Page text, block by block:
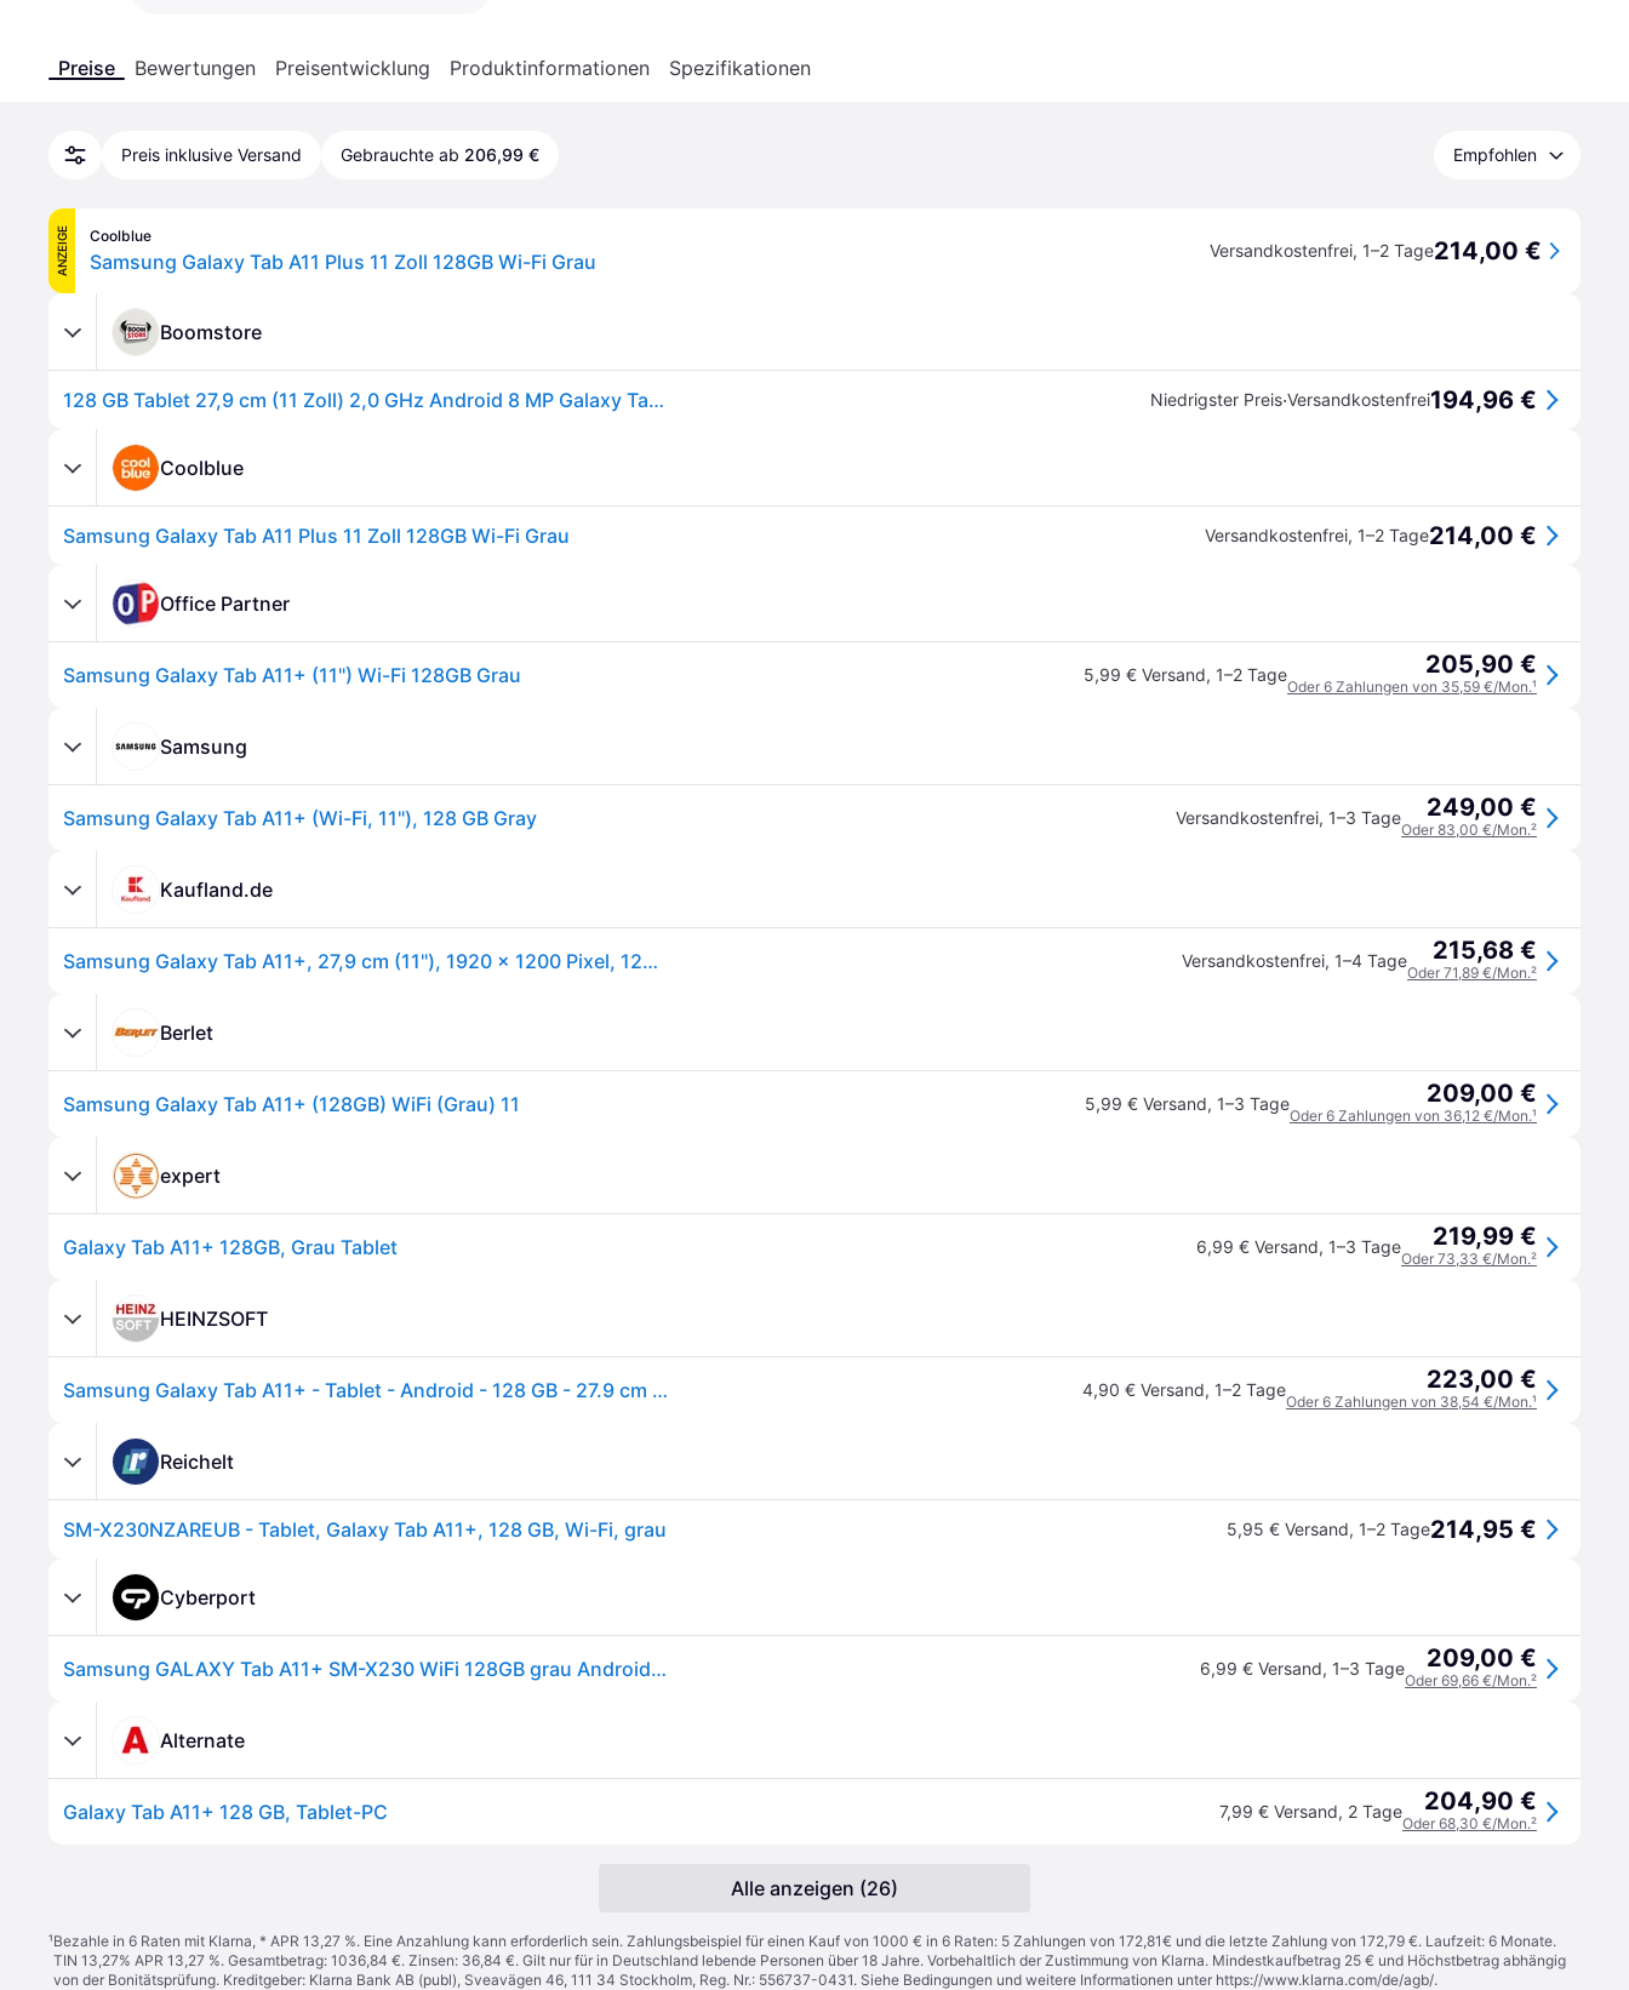
Preise Bewertungen Preisentwicklung Produktinformationen Spezifikationen
Preis inklusive Versand Gebrauchte ab 206,99 € Empfohlen
ANZEIGE Coolblue
Samsung Galaxy Tab A11 Plus 11 Zoll 128GB Wi-Fi Grau Versandkostenfrei, 1–2 Tage214,00 €
Boomstore
128 GB Tablet 27,9 cm (11 Zoll) 2,0 GHz Android 8 MP Galaxy Tab A11+ (Grau) Niedrigster Preis·Versandkostenfrei194,96 €
Coolblue
Samsung Galaxy Tab A11 Plus 11 Zoll 128GB Wi-Fi Grau Versandkostenfrei, 1–2 Tage214,00 €
Office Partner
Samsung Galaxy Tab A11+ (11") Wi-Fi 128GB Grau 5,99 € Versand, 1–2 Tage 205,90 €
Oder 6 Zahlungen von 35,59 €/Mon.¹
Samsung
Samsung Galaxy Tab A11+ (Wi-Fi, 11"), 128 GB Gray Versandkostenfrei, 1–3 Tage 249,00 €
Oder 83,00 €/Mon.²
Kaufland.de
Samsung Galaxy Tab A11+, 27,9 cm (11"), 1920 x 1200 Pixel, 128 GB, 6 GB, 2 GHz, Grau Versandkostenfrei, 1–4 Tage 215,68 €
Oder 71,89 €/Mon.²
Berlet
Samsung Galaxy Tab A11+ (128GB) WiFi (Grau) 11 5,99 € Versand, 1–3 Tage 209,00 €
Oder 6 Zahlungen von 36,12 €/Mon.¹
expert
Galaxy Tab A11+ 128GB, Grau Tablet 6,99 € Versand, 1–3 Tage 219,99 €
Oder 73,33 €/Mon.²
HEINZSOFT
Samsung Galaxy Tab A11+ - Tablet - Android - 128 GB - 27.9 cm (11") 4,90 € Versand, 1–2 Tage 223,00 €
Oder 6 Zahlungen von 38,54 €/Mon.¹
Reichelt
SM-X230NZAREUB - Tablet, Galaxy Tab A11+, 128 GB, Wi-Fi, grau 5,95 € Versand, 1–2 Tage214,95 €
Cyberport
Samsung GALAXY Tab A11+ SM-X230 WiFi 128GB grau Android 16 Tablet 6,99 € Versand, 1–3 Tage 209,00 €
Oder 69,66 €/Mon.²
Alternate
Galaxy Tab A11+ 128 GB, Tablet-PC 7,99 € Versand, 2 Tage 204,90 €
Oder 68,30 €/Mon.²
Alle anzeigen (26)
¹Bezahle in 6 Raten mit Klarna, * APR 13,27 %. Eine Anzahlung kann erforderlich sein. Zahlungsbeispiel für einen Kauf von 1000 € in 6 Raten: 5 Zahlungen von 172,81€ und die letzte Zahlung von 172,79 €. Laufzeit: 6 Monate.
TIN 13,27% APR 13,27 %. Gesamtbetrag: 1036,84 €. Zinsen: 36,84 €. Gilt nur für in Deutschland lebende Personen über 18 Jahre. Vorbehaltlich der Zustimmung von Klarna. Mindestkaufbetrag 25 € und Höchstbetrag abhängig
von der Bonitätsprüfung. Kreditgeber: Klarna Bank AB (publ), Sveavägen 46, 111 34 Stockholm, Reg. Nr.: 556737-0431. Siehe Bedingungen und weitere Informationen unter https://www.klarna.com/de/agb/.